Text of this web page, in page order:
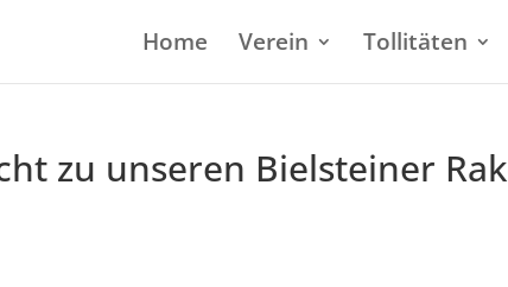
Home Verein Tollitäten
zu unseren Bielsteiner